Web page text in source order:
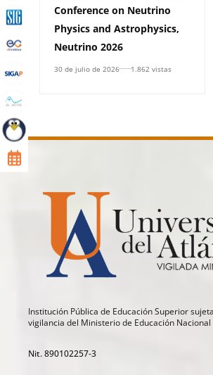
Conference on Neutrino
Physics and Astrophysics,
Neutrino 2026
30 de julio de 2026 1.862 vistas
Institución Pública de Educación Superior
vigilancia del Ministerio de Educación Nacional
Nit. 890102257-3